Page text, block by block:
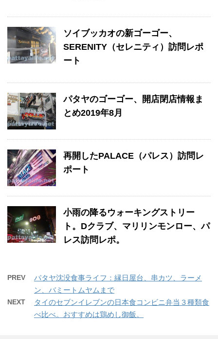
ソイブッカオの新ゴーゴー、
SERENITY（セレニティ）訪問レポ
ート
パタヤのゴーゴー、開店閉店情報ま
とめ2019年8月
再開したPALACE（パレス）訪問レ
ポート
小雨の降るウォーキングストリー
ト。Dクラブ、マリリンモンロー、パ
レス訪問レポ。
PREV
パタヤ沈没食事ライフ：縁日屋台、串カツ、ラーメ
ン、バミートムヤムまで
NEXT
タイのセブンイレブンの日本食コンビニ弁当３種類食
べ比べ。おすすめは鶏めし御飯。